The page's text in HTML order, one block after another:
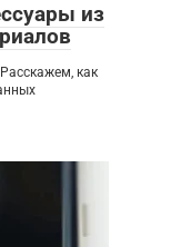
из
как